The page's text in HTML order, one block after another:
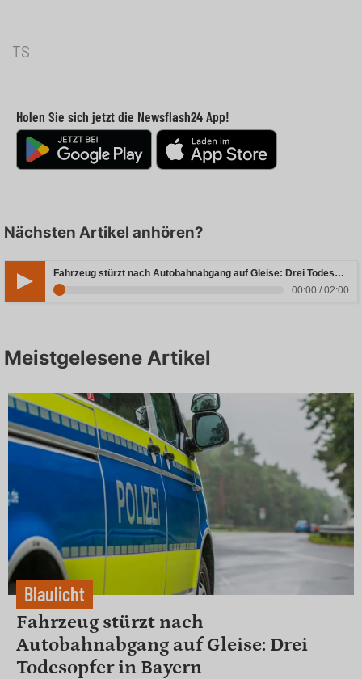
TS
Holen Sie sich jetzt die Newsflash24 App!
Nächsten Artikel anhören?
Fahrzeug stürzt nach Autobahnabgang auf Gleise: Drei Todesopfer in Bayern
00:00 / 02:00
Meistgelesene Artikel
Blaulicht
Fahrzeug stürzt nach
Autobahnabgang auf Gleise: Drei
Todesopfer in Bayern